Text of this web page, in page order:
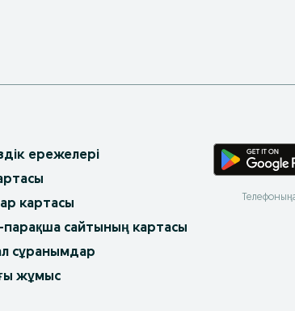
ережелері
картасы
парақша сайтының картасы
сұранымдар
жұмыс